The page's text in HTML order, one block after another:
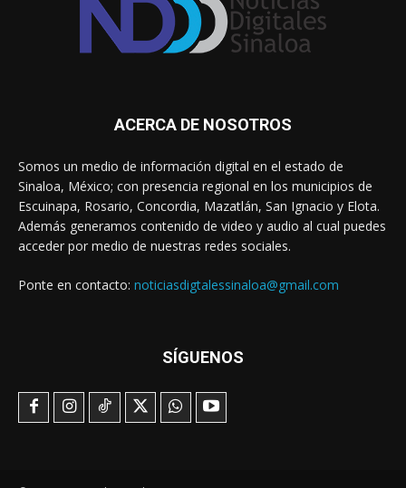
ACERCA DE NOSOTROS
Somos un medio de información digital en el estado de
Sinaloa, México; con presencia regional en los municipios de
Escuinapa, Rosario, Concordia, Mazatlán, San Ignacio y Elota.
Además generamos contenido de video y audio al cual puedes
acceder por medio de nuestras redes sociales.
Ponte en contacto: noticiasdigtalessinaloa@gmail.com
SÍGUENOS